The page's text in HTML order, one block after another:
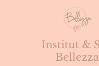
Institut &
Bellezza